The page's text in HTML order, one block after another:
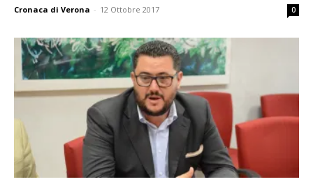
Cronaca di Verona - 12 Ottobre 2017 0